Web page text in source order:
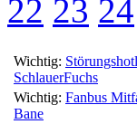
22 23 24
Wichtig:
SchlauerFuchs
Wichtig: Fanbus
Bane